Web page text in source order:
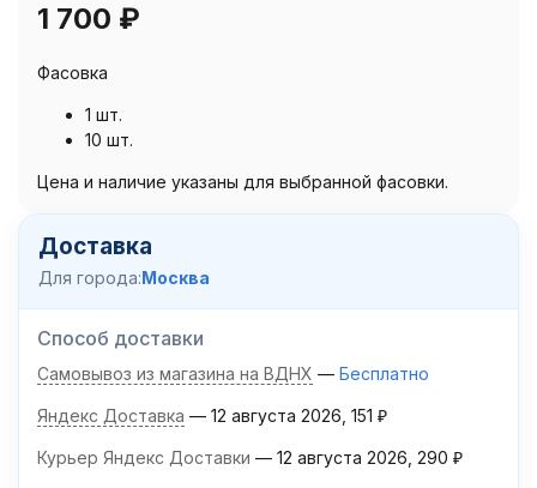
1 700 ₽
Фасовка
1 шт.
10 шт.
Цена и наличие указаны для выбранной фасовки.
Доставка
Для города:Москва
Способ доставки
Самовывоз из магазина на ВДНХ Бесплатно
Яндекс Доставка 12 августа 2026 151 ₽
Курьер Яндекс Доставки 12 августа 2026 290 ₽